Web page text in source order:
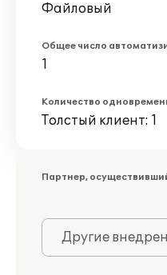
Файловый
Общее число
1
Количество
Толстый клиент: 1
Партнер,
Другие